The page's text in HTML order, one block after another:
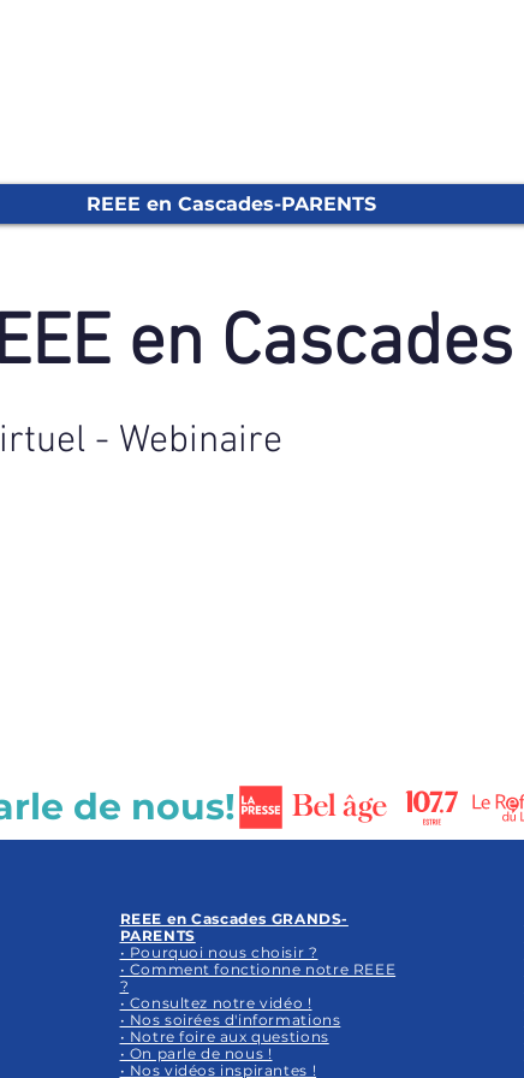
REEE en Cascades-PARENTS
en Cascades
- Webinaire
REEE en Cascades GRANDS-
PARENTS
• Pourquoi nous choisir ?
• Comment fonctionne notre REEE
?
• Consultez notre vidéo !
• Nos soirées d'informations
• Notre foire aux questions
• On parle de nous !
• Nos vidéos inspirantes !